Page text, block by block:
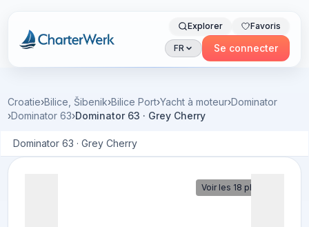
Charterwerk
Explorer Favoris
FR Se connecter
Croatie›Bilice, Šibenik›Bilice Port›Yacht à moteur›Dominator
›Dominator 63›Dominator 63 · Grey Cherry
Dominator 63 · Grey Cherry
Voir les 18 photos